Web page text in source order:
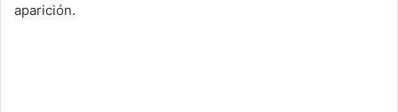
aparición.